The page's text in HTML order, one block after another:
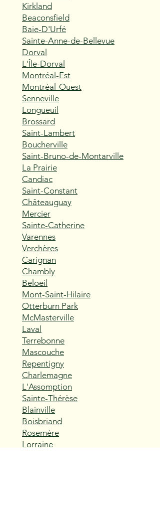
Kirkland
Beaconsfield
Baie-D'Urfé
Sainte-Anne-de-Bellevue
Dorval
L'Île-Dorval
Montréal-Est
Montréal-Ouest
Senneville
Longueuil
Brossard
Saint-Lambert
Boucherville
Saint-Bruno-de-Montarville
La Prairie
Candiac
Saint-Constant
Châteauguay
Mercier
Sainte-Catherine
Varennes
Verchères
Carignan
Chambly
Beloeil
Mont-Saint-Hilaire
Otterburn Park
McMasterville
Laval
Terrebonne
Mascouche
Repentigny
Charlemagne
L'Assomption
Sainte-Thérèse
Blainville
Boisbriand
Rosemère
Lorraine